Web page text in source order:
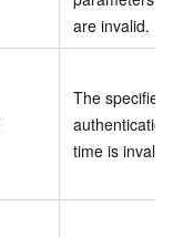
are invalid.
The specified
authentication
time is invalid.